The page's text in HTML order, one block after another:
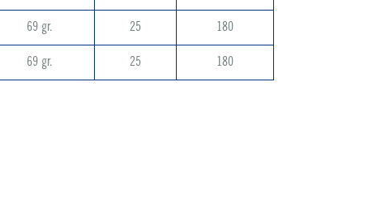
69 gr. 25 180
69 gr. 25 180